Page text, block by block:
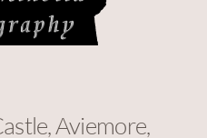
Aviemore,